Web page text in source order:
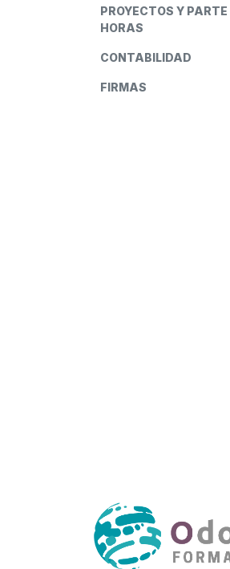
PROYECTOS Y PARTE
HORAS
CONTABILIDAD
FIRMAS